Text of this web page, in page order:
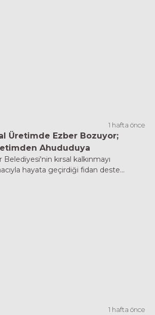
1 hafta önce
Üretimde Ezber Bozuyor;
Ahududuya
kırsal kalkınmayı
hayata geçirdiği fidan deste...
1 hafta önce